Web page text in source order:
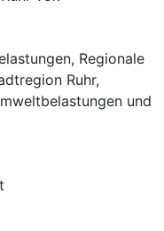
, Regionale
Ruhr,
und